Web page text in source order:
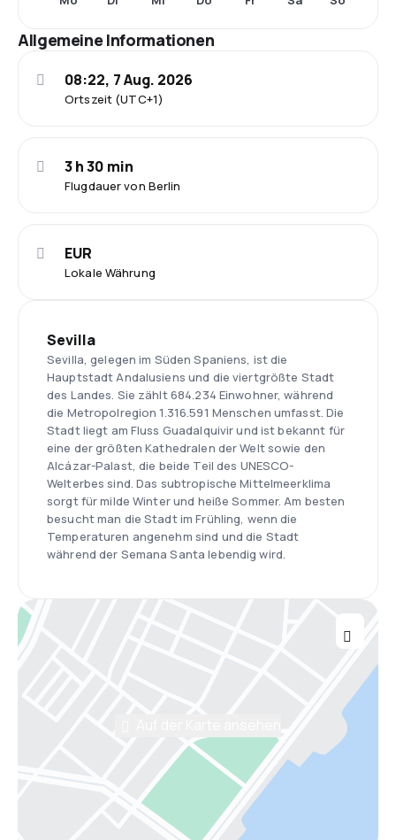
Allgemeine Informationen
Ortszeit (UTC+1)
08:22, 7 Aug. 2026
Flugdauer von Berlin
3 h 30 min
Lokale Währung
EUR
Sevilla
Sevilla, gelegen im Süden Spaniens, ist die
Hauptstadt Andalusiens und die viertgrößte Stadt
des Landes. Sie zählt 684.234 Einwohner, während
die Metropolregion 1.316.591 Menschen umfasst. Die
Stadt liegt am Fluss Guadalquivir und ist bekannt für
eine der größten Kathedralen der Welt sowie den
Alcázar-Palast, die beide Teil des UNESCO-
Welterbes sind. Das subtropische Mittelmeerklima
sorgt für milde Winter und heiße Sommer. Am besten
besucht man die Stadt im Frühling, wenn die
Temperaturen angenehm sind und die Stadt
während der Semana Santa lebendig wird.